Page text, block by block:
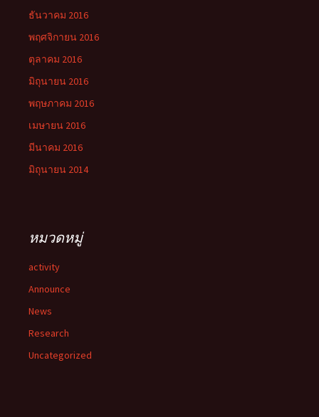
ธันวาคม 2016
พฤศจิกายน 2016
ตุลาคม 2016
มิถุนายน 2016
พฤษภาคม 2016
เมษายน 2016
มีนาคม 2016
มิถุนายน 2014
หมวดหมู่
activity
Announce
News
Research
Uncategorized